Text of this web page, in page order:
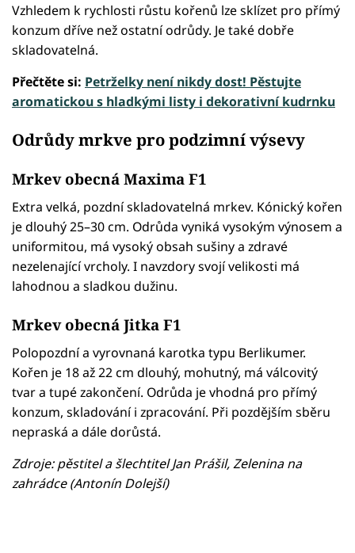
Vzhledem k rychlosti růstu kořenů lze sklízet pro přímý
konzum dříve než ostatní odrůdy. Je také dobře
skladovatelná.
Přečtěte si: Petrželky není nikdy dost! Pěstujte
aromatickou s hladkými listy i dekorativní kudrnku
Odrůdy mrkve pro podzimní výsevy
Mrkev obecná Maxima F1
Extra velká, pozdní skladovatelná mrkev. Kónický kořen
je dlouhý 25–30 cm. Odrůda vyniká vysokým výnosem a
uniformitou, má vysoký obsah sušiny a zdravé
nezelenající vrcholy. I navzdory svojí velikosti má
lahodnou a sladkou dužinu.
Mrkev obecná Jitka F1
Polopozdní a vyrovnaná karotka typu Berlikumer.
Kořen je 18 až 22 cm dlouhý, mohutný, má válcovitý
tvar a tupé zakončení. Odrůda je vhodná pro přímý
konzum, skladování i zpracování. Při pozdějším sběru
nepraská a dále dorůstá.
Zdroje: pěstitel a šlechtitel Jan Prášil, Zelenina na
zahrádce (Antonín Dolejší)